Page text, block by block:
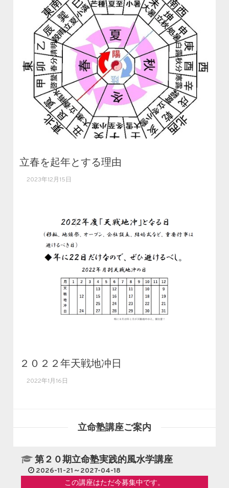
立春を起年とする理由
2023年12月15日
２０２２年天戦地冲日
2022年1月16日
立命塾講座ご案内
第２０期立命塾実践的風水学講座
2026-11-21～2027-04-18
この講座はただ今募集中です。